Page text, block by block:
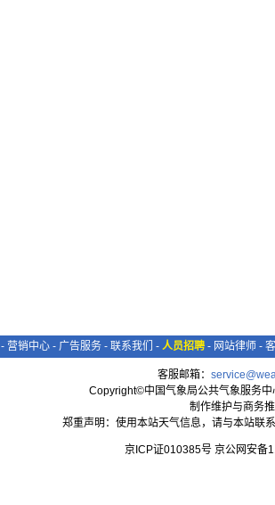
- 营销中心 - 广告服务 - 联系我们 - 人员招聘 - 网站律师 -
客服邮箱：
Copyright©中国气象局公共气象服务
制作维护与商务
郑重声明：使用本站天气信息，请与本站联
京ICP证010385号 京公网安备